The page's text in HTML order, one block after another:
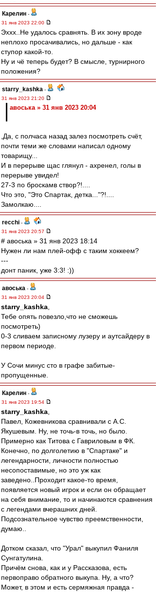
Карелин -
31 янв 2023 22:00
Эххх..Не удалось сравнять. В их зону вроде
неплохо просачивались, но дальше - как
ступор какой-то.
Ну и чё теперь будет? В смысле, турнирного
положения?
starry_kashka -
31 янв 2023 21:20
авоська » 31 янв 2023 20:04
,Да, с полчаса назад залез посмотреть счёт,
почти теми же словами написал одному
товарищу...
И в перерыве щас глянул - ахренел, голы в
перерыве увидел!
27-3 по броскамв створ?!....
Что это, "Это Спартак, детка..."?!....
Замолкаю....
recchi -
31 янв 2023 20:57
# авоська » 31 янв 2023 18:14
Нужен ли нам плей-офф с таким хоккеем?
---
донт паник, уже 3:3! :))
авоська -
31 янв 2023 20:04
starry_kashka
Тебе опять повезло,что не сможешь
посмотреть)
0-3 сливаем записному лузеру и аутсайдеру в
первом периоде.
У Сочи минус сто в графе забитые-
пропущенные.
Карелин -
31 янв 2023 19:54
starry_kashka
Павел, Кожевникова сравнивали с А.С.
Якушевым. Ну, не точь-в точь, но было.
Примерно как Титова с Гавриловым в ФК.
Конечно, по долголетию в "Спартаке" и
легендарности, личности полностью
несопоставимые, но это уж как
заведено..Проходит какое-то время,
появляется новый игрок и если он обращает
на себя внимание, то и начинаются сравнения
с легендами вчерашних дней.
Подсознательное чувство преемственности,
думаю..
Дотком сказал, что "Урал" выкупил Фаниля
Сунгатулина.
Причём снова, как и у Рассказова, есть
первоправо обратного выкупа. Ну, а что?
Может, в этом и есть сермяжная правда -